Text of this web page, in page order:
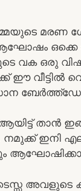
മരണ
ഒക്കെ
വക ഒരു
ഈ വീട്ടിൽ
താൻ
ഇനി
അവളുടെ